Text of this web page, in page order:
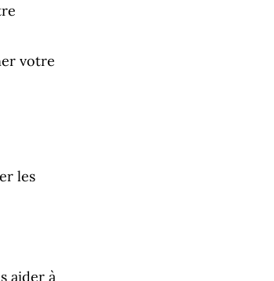
votre
les
aider à